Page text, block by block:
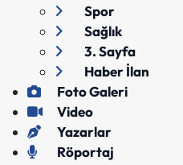
Spor
Sağlık
3. Sayfa
Haber İlan
Foto Galeri
Video
Yazarlar
Röportaj